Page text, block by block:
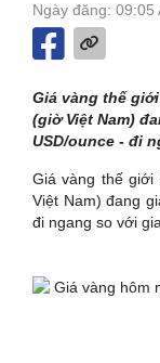
Ngày đăng: 09:05
Giá vàng thế
(giờ Việt Nam)
USD/ounce - đi
Giá vàng thế
Việt Nam) đang
đi ngang so với